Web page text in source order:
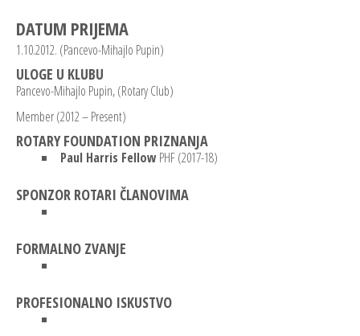
DATUM PRIJEMA
1.10.2012. (Pancevo-Mihajlo Pupin)
ULOGE U KLUBU
Pancevo-Mihajlo Pupin, (Rotary Club)
Member (2012 – Present)
ROTARY FOUNDATION PRIZNANJA
Paul Harris Fellow PHF (2017-18)
SPONZOR ROTARI ČLANOVIMA
FORMALNO ZVANJE
PROFESIONALNO ISKUSTVO